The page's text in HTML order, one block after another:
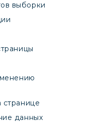
выборки
данных